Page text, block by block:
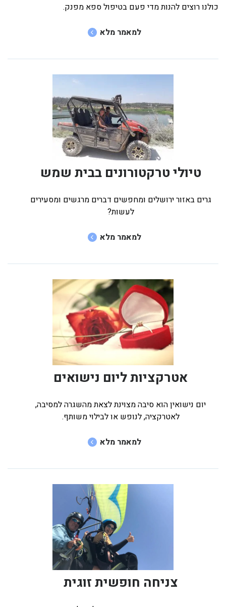
כולנו רוצים להנות מדי פעם בטיפול ספא מפנק.
למאמר מלא
טיולי טרקטורונים בבית שמש
גרים באזור ירושלים ומחפשים דברים מרגשים ומסעירים
לעשות?
למאמר מלא
אטרקציות ליום נישואים
יום נישואין הוא סיבה מצוינת לצאת מהשגרה למסיבה,
לאטרקציה, לנופש או לבילוי משותף.
למאמר מלא
צניחה חופשית זוגית